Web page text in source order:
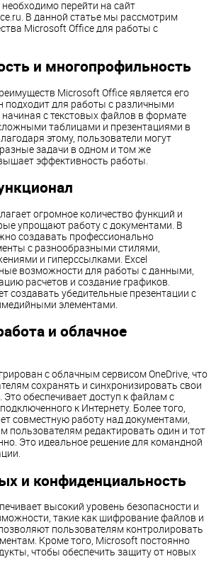
перейти на сайт
В данной статье мы рассмотрим
Microsoft Office для работы с
и многопрофильность
Microsoft Office является его
подходит для работы с различными
с текстовых файлов в формате
таблицами и презентациями в
этому, пользователи могут
задачи в одном и том же
эффективность работы.
огромное количество функций и
упрощают работу с документами. В
создавать профессионально
с разнообразными стилями,
и гиперссылками. Excel
возможности для работы с данными,
расчетов и создание графиков.
создавать убедительные презентации с
элементами.
и облачное
с облачным сервисом OneDrive, что
сохранять и синхронизировать свои
обеспечивает доступ к файлам с
к Интернету. Более того,
совместную работу над документами,
пользователям редактировать один и тот
Это идеальное решение для командной
и конфиденциальность
высокий уровень безопасности и
такие как шифрование файлов и
пользователям контролировать
Кроме того, Microsoft постоянно
чтобы обеспечить защиту от новых